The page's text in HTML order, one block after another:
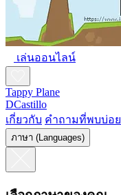
เล่นออนไลน์
Tappy Plane
DCastillo
เกี่ยวกับ คำถามที่พบบ่อย
ภาษา (Languages)